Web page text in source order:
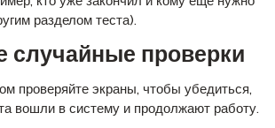
разделом теста).
случайные проверки
проверяйте экраны, чтобы убедиться,
вошли в систему и продолжают работу.